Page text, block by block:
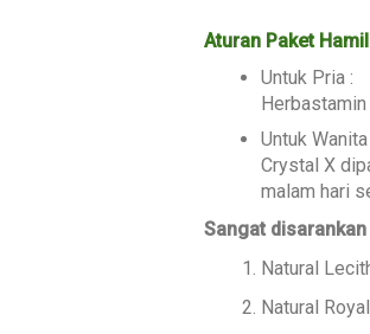
Aturan Paket
Untuk Pria :
Untuk Wanita
Crystal X
malam hari
Sangat disarankan
Natural
Natural